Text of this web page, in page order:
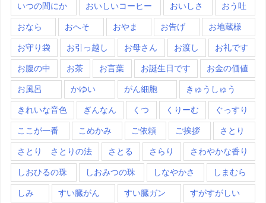
いつの間にか おいしいコーヒー おいしさ おう吐
おなら おへそ おやま お告げ お地蔵様
お守り袋 お引っ越し お母さん お渡し お礼です
お腹の中 お茶 お言葉 お誕生日です お金の価値
お風呂 かゆい がん細胞 きゅうしゅう
きれいな音色 ぎんなん くつ くりーむ ぐっすり
ここが一番 こめかみ ご依頼 ご挨拶 さとり
さとり さとりの法 さとる さらり さわやかな香り
しおひるの珠 しおみつの珠 しなやかさ しまむら
しみ すい臓がん すい臓ガン すがすがしい